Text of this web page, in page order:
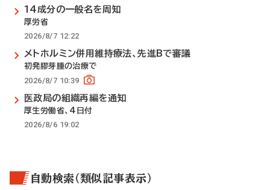
14成分の一般名を周知
厚労省
2026/8/7 12:22
メトホルミン併用維持療法、先進Bで審議
初発膠芽腫の治療で
2026/8/7 10:39
医政局の組織再編を通知
厚生労働省、4日付
2026/8/6 19:02
自動検索（類似記事表示）